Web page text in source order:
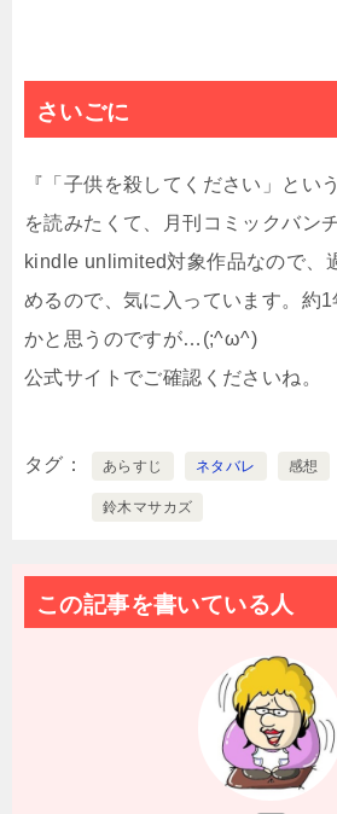
さいごに
『「子供を殺してください」とい
を読みたくて、月刊コミックバン
kindle unlimited対象作品なので、
めるので、気に入っています。約
かと思うのですが…(;^ω^)
公式サイトでご確認くださいね。
タグ あらすじ ネタバレ 感想
鈴木マサカズ
この記事を書いている人